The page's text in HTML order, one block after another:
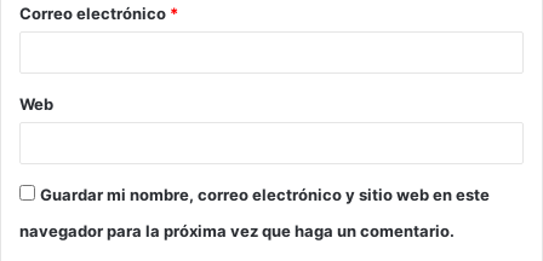
Correo electrónico *
Web
Guardar mi nombre, correo electrónico y sitio web en este
navegador para la próxima vez que haga un comentario.